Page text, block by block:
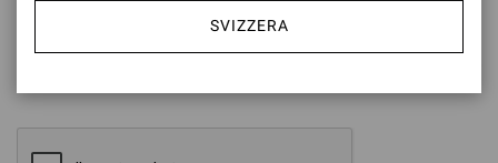
per il perseguimento delle finalità di cui al paragrafo 4 dell’informativa,
SVIZZERA